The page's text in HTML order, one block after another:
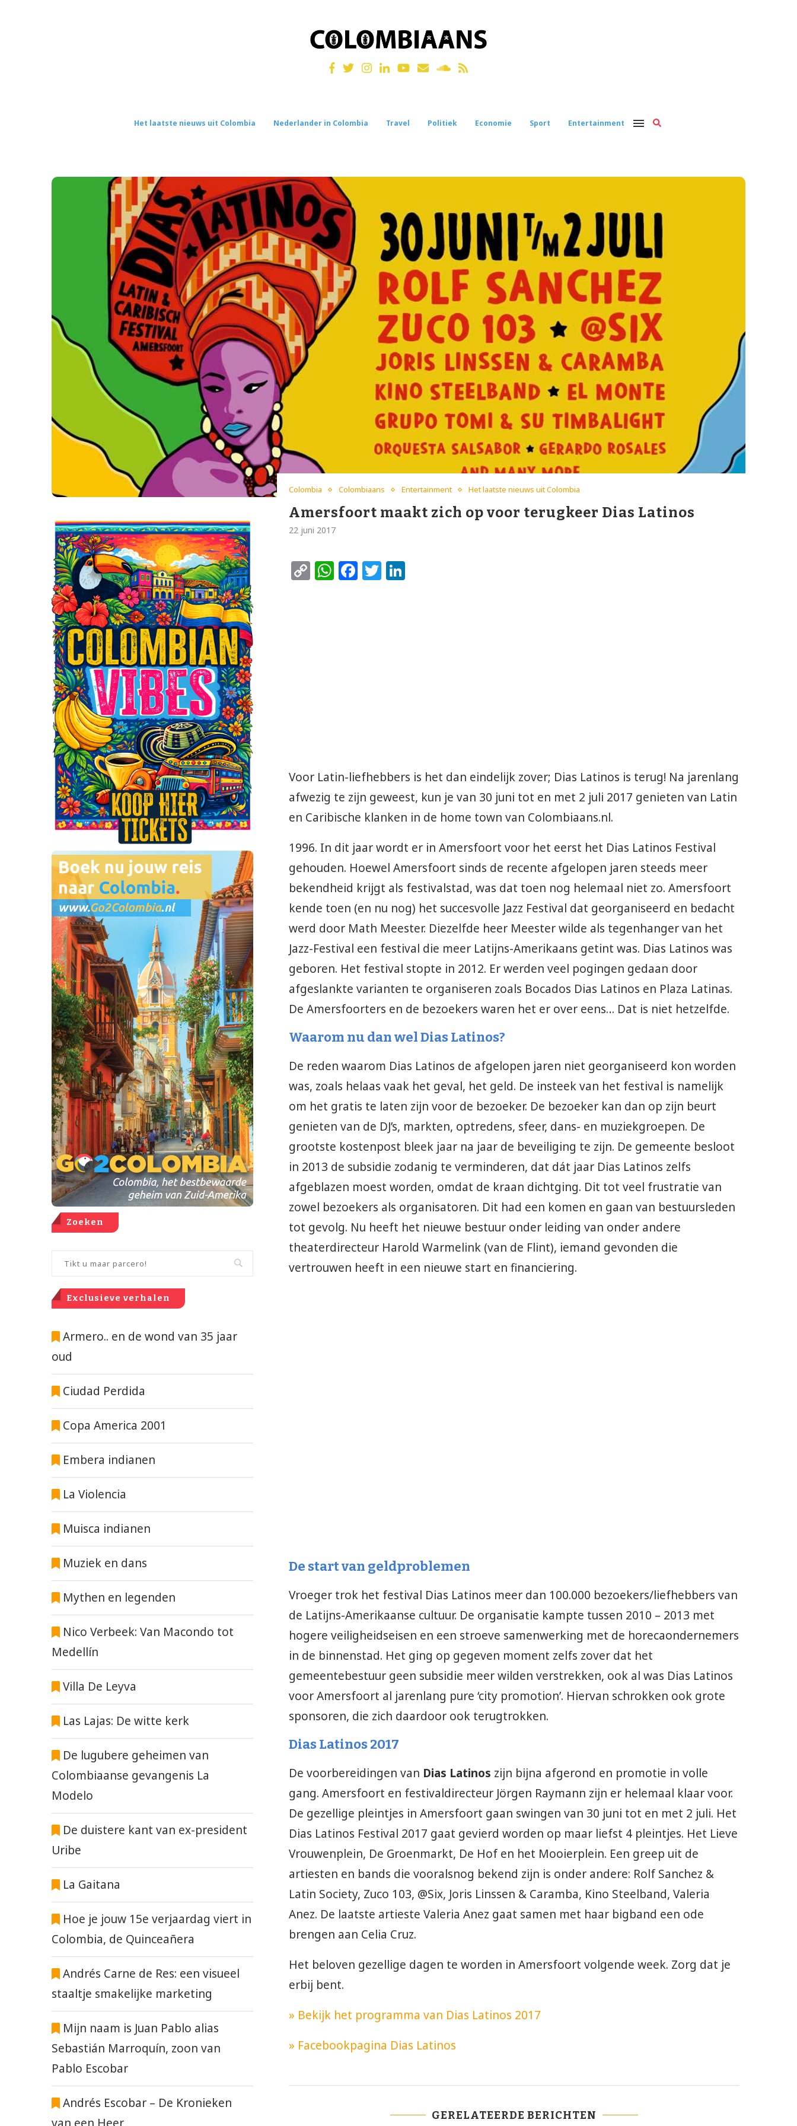
Het laatste nieuws uit Colombia Nederlander in Colombia Travel Politiek Economie Sport Entertainment
Colombia Colombiaans Entertainment Het laatste nieuws uit Colombia
Amersfoort maakt zich op voor terugkeer Dias Latinos
22 juni 2017
CopyWhatsApp
Facebook
Twitter
Voor Latin-liefhebbers is het dan eindelijk zover; Dias Latinos is terug! Na jarenlang
afwezig te zijn geweest, kun je van 30 juni tot en met 2 juli 2017 genieten van Latin
en Caribische klanken in de home town van Colombiaans.nl.
1996. In dit jaar wordt er in Amersfoort voor het eerst het Dias Latinos Festival
gehouden. Hoewel Amersfoort sinds de recente afgelopen jaren steeds meer
bekendheid krijgt als festivalstad, was dat toen nog helemaal niet zo. Amersfoort
kende toen (en nu nog) het succesvolle Jazz Festival dat georganiseerd en bedacht
werd door Math Meester. Diezelfde heer Meester wilde als tegenhanger van het
Jazz-Festival een festival die meer Latijns-Amerikaans getint was. Dias Latinos was
geboren. Het festival stopte in 2012. Er werden veel pogingen gedaan door
afgeslankte varianten te organiseren zoals Bocados Dias Latinos en Plaza Latinas.
De Amersfoorters en de bezoekers waren het er over eens… Dat is niet hetzelfde.
Waarom nu dan wel Dias Latinos?
De reden waarom Dias Latinos de afgelopen jaren niet georganiseerd kon worden
was, zoals helaas vaak het geval, het geld. De insteek van het festival is namelijk
om het gratis te laten zijn voor de bezoeker. De bezoeker kan dan op zijn beurt
genieten van de DJ’s, markten, optredens, sfeer, dans- en muziekgroepen. De
grootste kostenpost bleek jaar na jaar de beveiliging te zijn. De gemeente besloot
in 2013 de subsidie zodanig te verminderen, dat dát jaar Dias Latinos zelfs
afgeblazen moest worden, omdat de kraan dichtging. Dit tot veel frustratie van
zowel bezoekers als organisatoren. Dit had een komen en gaan van bestuursleden
tot gevolg. Nu heeft het nieuwe bestuur onder leiding van onder andere
theaterdirecteur Harold Warmelink (van de Flint), iemand gevonden die
vertrouwen heeft in een nieuwe start en financiering.
De start van geldproblemen
Vroeger trok het festival Dias Latinos meer dan 100.000 bezoekers/liefhebbers van
de Latijns-Amerikaanse cultuur. De organisatie kampte tussen 2010 – 2013 met
hogere veiligheidseisen en een stroeve samenwerking met de horecaondernemers
in de binnenstad. Het ging op gegeven moment zelfs zover dat het
gemeentebestuur geen subsidie meer wilden verstrekken, ook al was Dias Latinos
voor Amersfoort al jarenlang pure ‘city promotion’. Hiervan schrokken ook grote
sponsoren, die zich daardoor ook terugtrokken.
Dias Latinos 2017
De voorbereidingen van Dias Latinos zijn bijna afgerond en promotie in volle
gang. Amersfoort en festivaldirecteur Jörgen Raymann zijn er helemaal klaar voor.
De gezellige pleintjes in Amersfoort gaan swingen van 30 juni tot en met 2 juli. Het
Dias Latinos Festival 2017 gaat gevierd worden op maar liefst 4 pleintjes. Het Lieve
Vrouwenplein, De Groenmarkt, De Hof en het Mooierplein. Een greep uit de
artiesten en bands die vooralsnog bekend zijn is onder andere: Rolf Sanchez &
Latin Society, Zuco 103, @Six, Joris Linssen & Caramba, Kino Steelband, Valeria
Anez. De laatste artieste Valeria Anez gaat samen met haar bigband een ode
brengen aan Celia Cruz.
Het beloven gezellige dagen te worden in Amersfoort volgende week. Zorg dat je
erbij bent.
» Bekijk het programma van Dias Latinos 2017
» Facebookpagina Dias Latinos
GERELATEERDE BERICHTEN
Zoeken
Exclusieve verhalen
Armero.. en de wond van 35 jaar
oud
Ciudad Perdida
Copa America 2001
Embera indianen
La Violencia
Muisca indianen
Muziek en dans
Mythen en legenden
Nico Verbeek: Van Macondo tot
Medellín
Villa De Leyva
Las Lajas: De witte kerk
De lugubere geheimen van
Colombiaanse gevangenis La
Modelo
De duistere kant van ex-president
Uribe
La Gaitana
Hoe je jouw 15e verjaardag viert in
Colombia, de Quinceañera
Andrés Carne de Res: een visueel
staaltje smakelijke marketing
Mijn naam is Juan Pablo alias
Sebastián Marroquín, zoon van
Pablo Escobar
Andrés Escobar – De Kronieken